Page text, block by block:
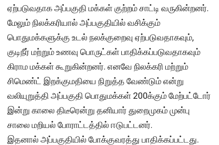
ஏற்படுவதாக அப்பகுதி மக்கள் குற்றம் சாட்டி வருகின்றனர்.
மேலும் நிலக்கரியால் அப்பகுதியில் வசிக்கும்
பொதுமக்களுக்கு உடல் நலக்குறைவு ஏற்படுவதாகவும்,
குடிநீர் மற்றும் உணவு பொருட்கள் பாதிக்கப்படுவதாகவும்
கிராம மக்கள் கூறுகின்றனர். எனவே நிலக்கரி மற்றும்
சிமெண்ட் இறக்குமதியை நிறுத்த வேண்டும் என்று
வலியுறுத்தி அப்பகுதி பொதுமக்கள் 200க்கும் மேற்பட்டோர்
இன்று காலை திடீரென்று தனியார் துறைமுகம் முன்பு
சாலை மறியல் போராட்டத்தில் ஈடுபட்டனர்.
இதனால் அப்பகுதியில் போக்குவரத்து பாதிக்கப்பட்டது.